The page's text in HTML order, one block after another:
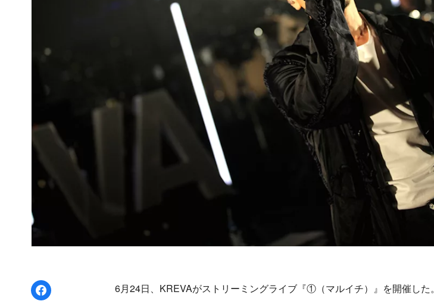
Facebookでシェア6月24日、KREVAがストリーミングライブ『①（マルイチ）』を開催した。